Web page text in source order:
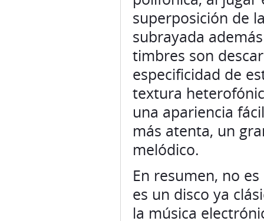
superposición de
subrayada
timbres son
especificidad de
textura
una apariencia
más atenta, un
melódico.
En resumen, no
es un disco ya
la música